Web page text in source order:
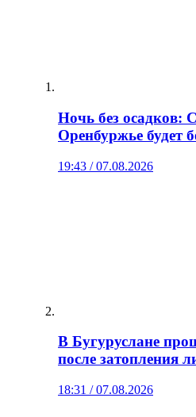
Ночь без осадков:
Оренбуржье будет
19:43 / 07.08.2026
В Бугуруслане
после затопления
18:31 / 07.08.2026